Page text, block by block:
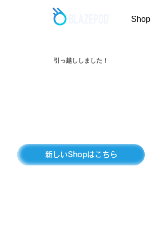
Shop
引っ越ししました！
新しいShopはこちら